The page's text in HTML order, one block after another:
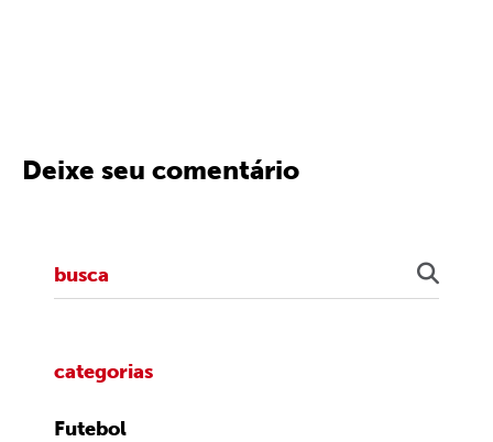
Deixe seu comentário
categorias
Futebol